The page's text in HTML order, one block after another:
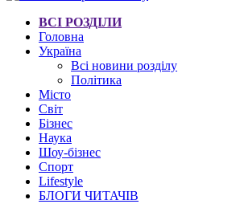
ВСІ РОЗДІЛИ
Головна
Україна
Всі новини розділу
Політика
Місто
Світ
Бізнес
Наука
Шоу-бізнес
Спорт
Lifestyle
БЛОГИ ЧИТАЧІВ